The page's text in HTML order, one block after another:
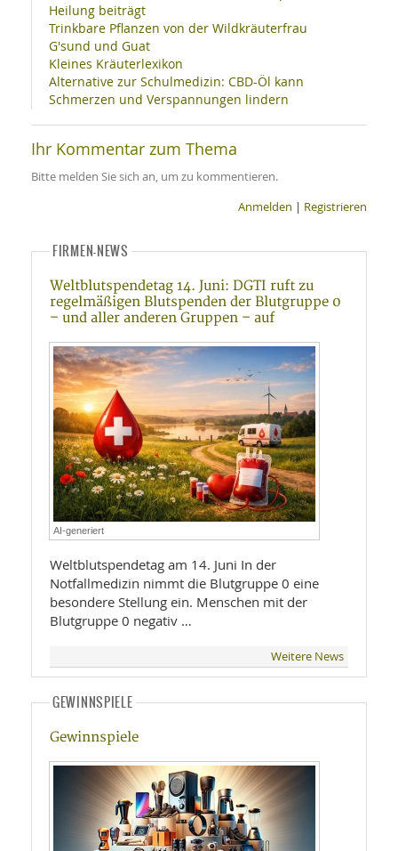
Heilung beiträgt
Trinkbare Pflanzen von der Wildkräuterfrau
G'sund und Guat
Kleines Kräuterlexikon
Alternative zur Schulmedizin: CBD-Öl kann
Schmerzen und Verspannungen lindern
Ihr Kommentar zum Thema
Bitte melden Sie sich an, um zu kommentieren.
Anmelden | Registrieren
FIRMEN-NEWS
Weltblutspendetag 14. Juni: DGTI ruft zu
regelmäßigen Blutspenden der Blutgruppe 0
– und aller anderen Gruppen – auf
AI-generiert
Weltblutspendetag am 14. Juni In der
Notfallmedizin nimmt die Blutgruppe 0 eine
besondere Stellung ein. Menschen mit der
Blutgruppe 0 negativ …
Weitere News
GEWINNSPIELE
Gewinnspiele